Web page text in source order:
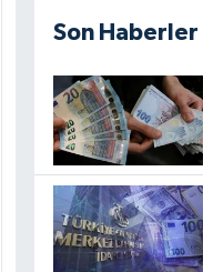
Son Haberler